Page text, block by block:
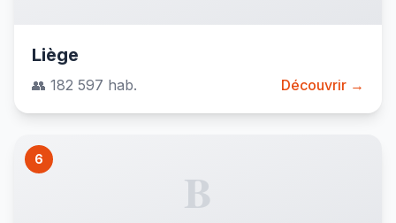
Liège
👥 182 597 hab. Découvrir →
6
B